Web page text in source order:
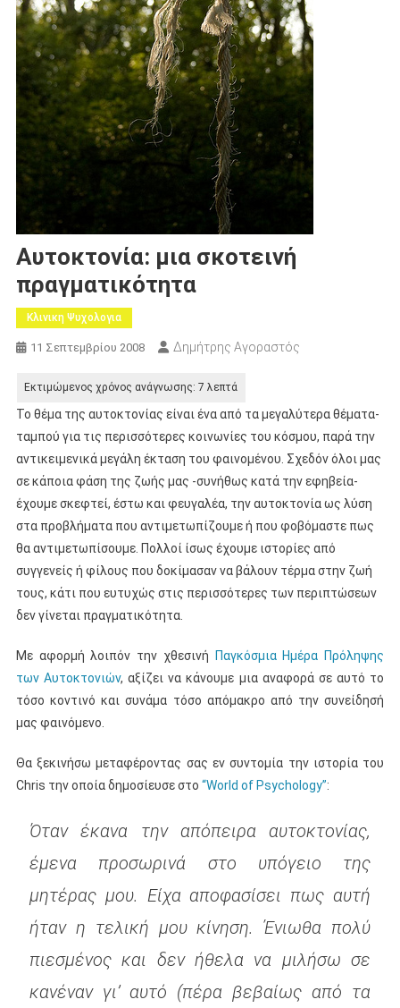
Αυτοκτονία: μια σκοτεινή
πραγματικότητα
Κλινικη Ψυχολογια
11 Σεπτεμβρίου 2008 Δημήτρης Αγοραστός
Το θέμα της αυτοκτονίας είναι ένα από τα μεγαλύτερα θέματα-
ταμπού για τις περισσότερες κοινωνίες του κόσμου, παρά την
αντικειμενικά μεγάλη έκταση του φαινομένου. Σχεδόν όλοι μας
σε κάποια φάση της ζωής μας -συνήθως κατά την εφηβεία-
έχουμε σκεφτεί, έστω και φευγαλέα, την αυτοκτονία ως λύση
στα προβλήματα που αντιμετωπίζουμε ή που φοβόμαστε πως
θα αντιμετωπίσουμε. Πολλοί ίσως έχουμε ιστορίες από
συγγενείς ή φίλους που δοκίμασαν να βάλουν τέρμα στην ζωή
τους, κάτι που ευτυχώς στις περισσότερες των περιπτώσεων
δεν γίνεται πραγματικότητα.
Με αφορμή λοιπόν την χθεσινή
Παγκόσμια Ημέρα Πρόληψης
των Αυτοκτονιών, αξίζει να κάνουμε μια αναφορά σε αυτό το
τόσο κοντινό και συνάμα τόσο απόμακρο από την συνείδησή
μας φαινόμενο.
Θα ξεκινήσω μεταφέροντας σας εν συντομία την ιστορία του
Chris την οποία δημοσίευσε στο “World of Psychology”:
Όταν έκανα την απόπειρα αυτοκτονίας,
έμενα προσωρινά στο υπόγειο της
μητέρας μου. Είχα αποφασίσει πως αυτή
ήταν η τελική μου κίνηση. Ένιωθα πολύ
πιεσμένος και δεν ήθελα να μιλήσω σε
κανέναν γι’ αυτό (πέρα βεβαίως από τα